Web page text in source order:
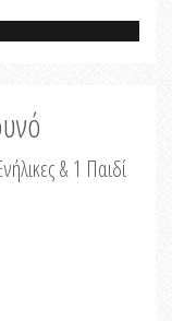
& 1 Παιδί